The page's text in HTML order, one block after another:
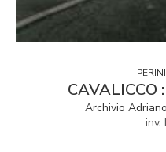
CAVALICCO
Archivio
inv.